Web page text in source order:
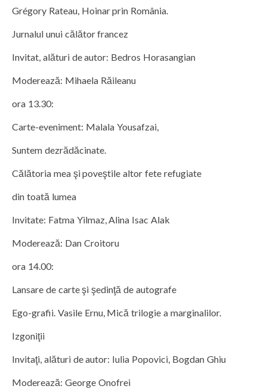
Grégory Rateau, Hoinar prin România.
Jurnalul unui călător francez
Invitat, alături de autor: Bedros Horasangian
Moderează: Mihaela Răileanu
ora 13.30:
Carte-eveniment: Malala Yousafzai,
Suntem dezrădăcinate.
Călătoria mea şi poveştile altor fete refugiate
din toată lumea
Invitate: Fatma Yilmaz, Alina Isac Alak
Moderează: Dan Croitoru
ora 14.00:
Lansare de carte şi şedinţă de autografe
Ego-grafii. Vasile Ernu, Mică trilogie a marginalilor.
Izgoniţii
Invitaţi, alături de autor: Iulia Popovici, Bogdan Ghiu
Moderează: George Onofrei